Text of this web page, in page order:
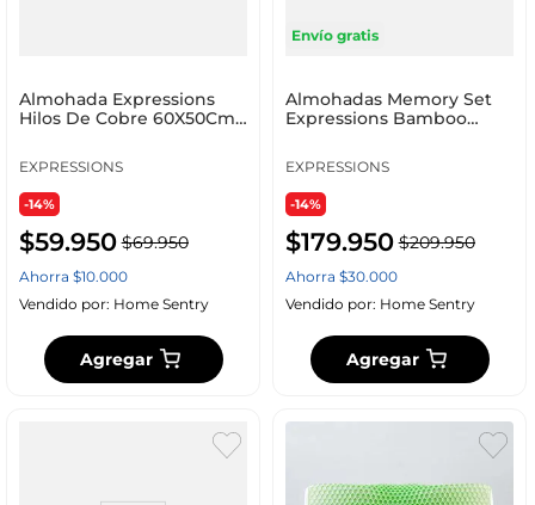
Almohada Expressions
Hilos De Cobre 60X50Cm
EXPRESSIONS
-14%
$59.950 $69.950
Ahorra $10.000
Vendido por: Home Sentry
Agregar
Envío gratis
Almohadas Memory Set
Expressions Bamboo
We
EXPRESSIONS
-14%
$179.950 $209.950
Ahorra $30.000
Vendido por: Home Sentry
Agregar